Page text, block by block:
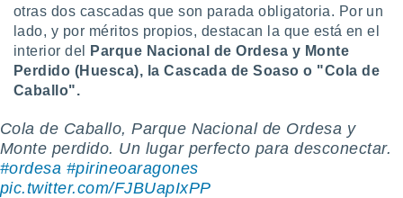
otras dos cascadas que son parada obligatoria. Por un
lado, y por méritos propios, destacan la que está en el
interior del
Parque Nacional de Ordesa y Monte
Perdido (Huesca), la Cascada de Soaso o "Cola de
Caballo".
Cola de Caballo, Parque Nacional de Ordesa y
Monte perdido. Un lugar perfecto para desconectar.
#ordesa #pirineoaragones
pic.twitter.com/FJBUapIxPP